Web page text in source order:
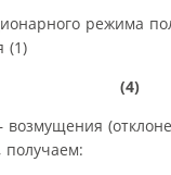
режима
(1)
(4)
получаем: